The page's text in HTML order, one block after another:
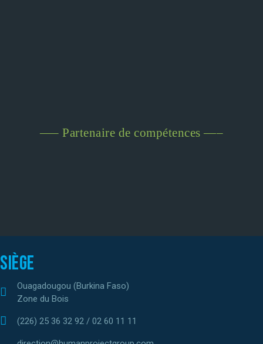
—– Partenaire de compétences —–
Siège
Ouagadougou (Burkina Faso)
Zone du Bois
(226) 25 36 32 92 / 02 60 11 11